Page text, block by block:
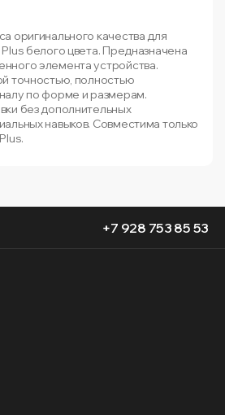
оригинального качества для
белого цвета. Предназначена
элемента устройства.
точностью, полностью
по форме и размерам.
без дополнительных
навыков. Совместима только
+7 928 753 85 53